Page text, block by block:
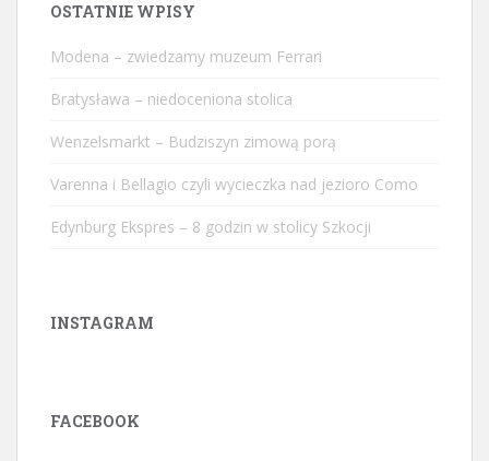
OSTATNIE WPISY
Modena – zwiedzamy muzeum Ferrari
Bratysława – niedoceniona stolica
Wenzelsmarkt – Budziszyn zimową porą
Varenna i Bellagio czyli wycieczka nad jezioro Como
Edynburg Ekspres – 8 godzin w stolicy Szkocji
INSTAGRAM
FACEBOOK